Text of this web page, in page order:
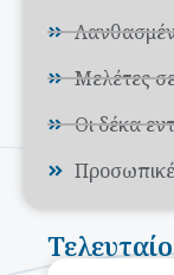
Μελέτες
Οι δέκα